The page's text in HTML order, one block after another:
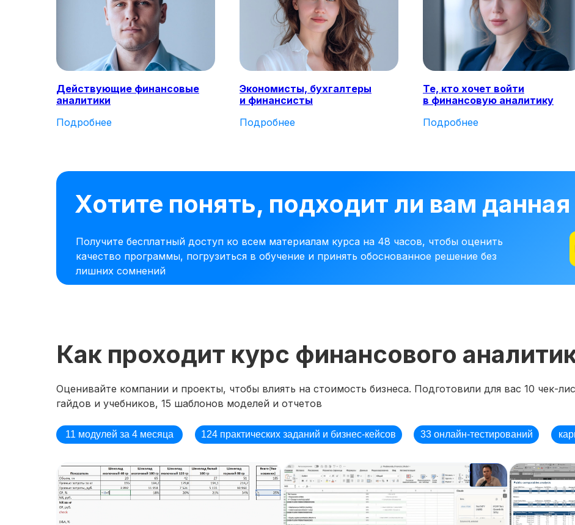
Действующие финансовые
аналитики
Подробнее
Экономисты, бухгалтеры
и финансисты
Подробнее
Те, кто хочет войти
в финансовую аналитику
Подробнее
Хотите понять, подходит ли вам
Получите бесплатный доступ ко всем материалам курса на 48 часов, чтобы оценить
качество программы, погрузиться в обучение и принять обоснованное решение без
лишних сомнений
Как проходит курс финансового
Оценивайте компании и проекты, чтобы влиять на стоимость бизнеса. Подготовили для вас 10 чек-
гайдов и учебников, 15 шаблонов моделей и отчетов
11 модулей за 4 месяца 124 практических заданий и бизнес-кейсов 33 онлайн-тестирований